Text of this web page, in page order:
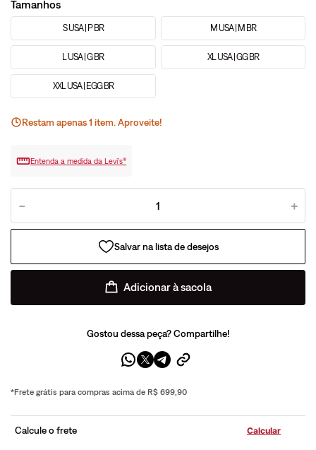
Tamanhos
S USA | P BR M USA | M BR
L USA | G BR XL USA | GG BR
XXL USA | EGG BR
Restam apenas1 item. Aproveite!
Entenda a medida da Levi’s®
＋
－
Adicionar à sacola
Gostou dessa peça? Compartilhe!
*Frete grátis para compras acima de R$ 699,90
Calcule o frete